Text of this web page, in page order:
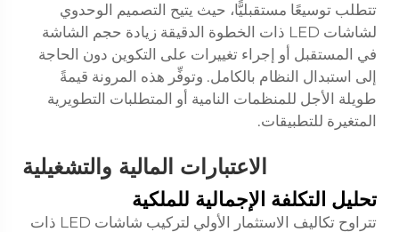
تتطلب توسيعًا مستقبليًّا، حيث يتيح التصميم الوحدوي
لشاشات LED ذات الخطوة الدقيقة زيادة حجم الشاشة
في المستقبل أو إجراء تغييرات على التكوين دون الحاجة
إلى استبدال النظام بالكامل. وتوفِّر هذه المرونة قيمةً
طويلة الأجل للمنظمات النامية أو المتطلبات التطويرية
المتغيرة للتطبيقات.
الاعتبارات المالية والتشغيلية
تحليل التكلفة الإجمالية للملكية
تتراوح تكاليف الاستثمار الأولي لتركيب شاشات LED ذات